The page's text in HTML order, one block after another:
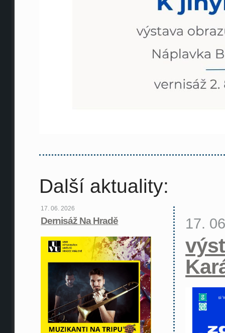
Další aktuality:
17. 06. 2026
Dernisáž Na Hradě 17.